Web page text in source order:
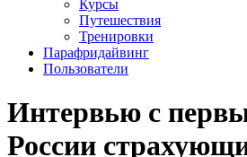
Курсы
Путешествия
Тренировки
Парафридайвинг
Пользователи
Интервью с
России